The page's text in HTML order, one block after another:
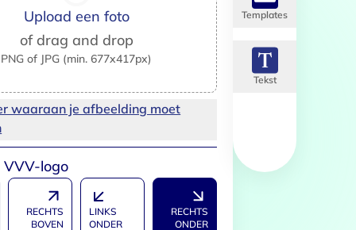
Over
bieden en om ons
Upload een foto
PNG of JPG (min. 677x417px)
logo
Templates